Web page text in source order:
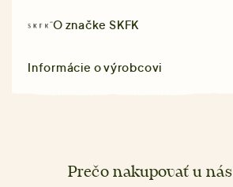
O značkeSKFK
Informácie o výrobcovi
Prečo nakupovať u nás